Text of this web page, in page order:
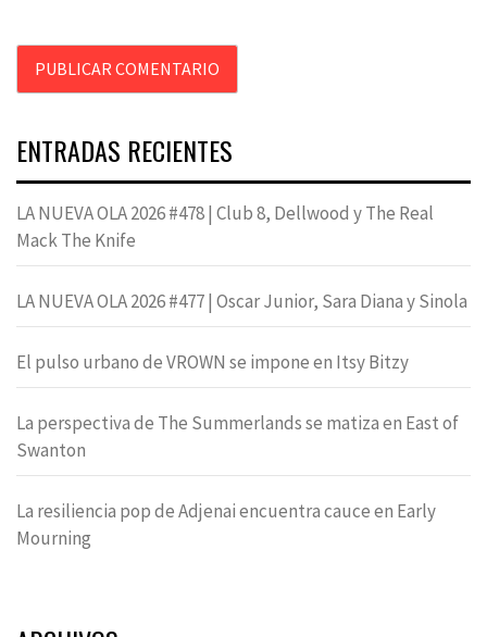
ENTRADAS RECIENTES
LA NUEVA OLA 2026 #478 | Club 8, Dellwood y The Real
Mack The Knife
LA NUEVA OLA 2026 #477 | Oscar Junior, Sara Diana y Sinola
El pulso urbano de VROWN se impone en Itsy Bitzy
La perspectiva de The Summerlands se matiza en East of
Swanton
La resiliencia pop de Adjenai encuentra cauce en Early
Mourning